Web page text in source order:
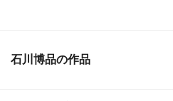
石川博品の作品